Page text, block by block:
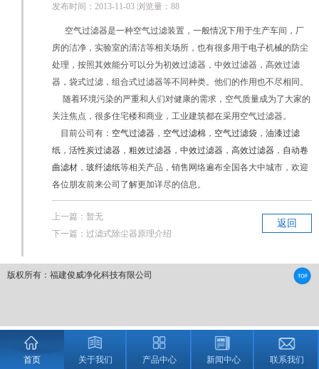
发布时间：2013-11-03 浏览量：88
空气过滤器是一种空气过滤装置，一般情况下用于生产车间，厂
房的洁净，实验室的清洁等相关场所，也有很多用于电子机械的防尘
处理，按照其效能分可以分为初效过滤器，中效过滤器，高效过滤
器，袋式过滤，组合式过滤器等不同种类。他们的作用也不尽相同。
随着环境污染的严重和人们对健康的需求，空气质量成为了大家的
关注焦点，很多住宅楼和商业，工业建筑都在采用空气过滤器。
目前公司有： 空气过滤器 ， 空气过滤棉 ， 空气过滤袋 ， 油漆过滤
纸 ， 活性炭过滤器 ， 粗效过滤器 ， 中效过滤器 ， 高效过滤器 ， 自动卷
曲滤材 ， 玻纤滤纸等相关产品，销售网络遍布全国各大中城市，欢迎
各位朋友前来公司了解更加详尽的信息。
返回
上一篇：暂无
下一篇： 过滤式除尘器原理介绍
版权所有：福建俊威净化科技有限公司
首页 关于我们 产品中心 新闻中心 联系我们